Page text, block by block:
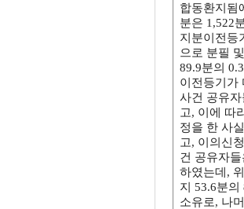
합동환지됨
분은 1,522
지분이전등
으로 분필
89.9분의
이전등기가
사건 공유
고, 이에 따
정을 한 사
고, 이의신
건 공유자
하였는데,
지 53.6분
소유로, 나